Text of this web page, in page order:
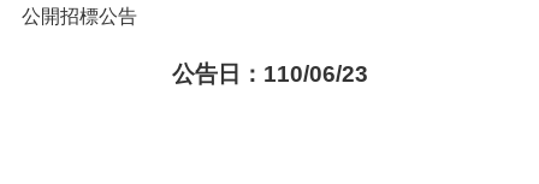
公開招標公告
公告日：110/06/23